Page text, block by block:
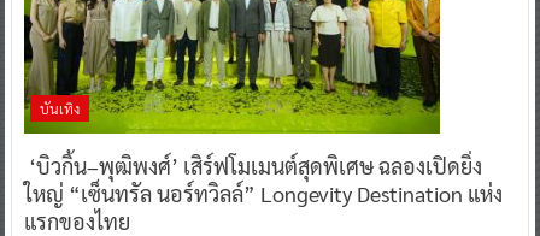
บันเทิง
‘บิวกิ้น–พุฒิพงศ์’ เสิร์ฟโมเมนต์สุดพิเศษ ฉลองเปิดยิ่ง
ใหญ่ “เซ็นทรัล นอร์ทวิลล์” Longevity Destination แห่ง
แรกของไทย